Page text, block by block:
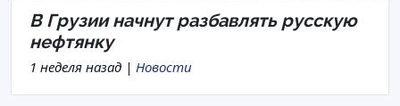
В Грузии начнут разбавлять русскую
нефтянку
1 неделя назад | Новости